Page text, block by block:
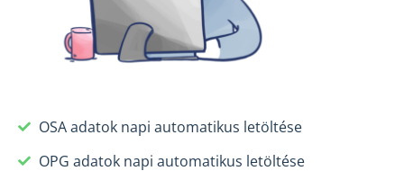
OSA adatok napi automatikus letöltése
OPG adatok napi automatikus letöltése